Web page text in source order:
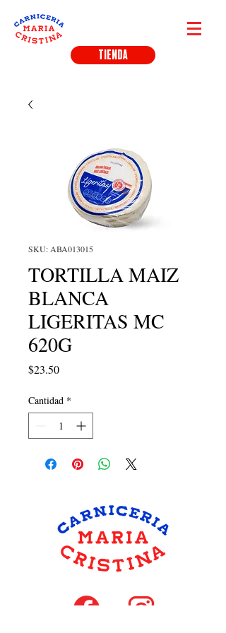
TIENDA
SKU: ABA013015
TORTILLA MAIZ
BLANCA
LIGERITAS MC
620G
$23.50Precio
Cantidad *